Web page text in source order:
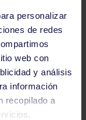
personalizar
de redes
web con
y análisis
información
recopilado a
SECCIÓN